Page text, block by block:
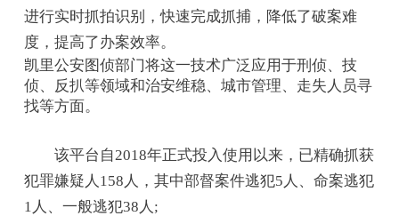
进行实时抓拍识别，快速完成抓捕，降低了破案难
度，提高了办案效率。
凯里公安图侦部门将这一技术广泛应用于刑侦、技
侦、反扒等领域和治安维稳、城市管理、走失人员寻
找等方面。
该平台自2018年正式投入使用以来，已精确抓获
犯罪嫌疑人158人，其中部督案件逃犯5人、命案逃犯
1人、一般逃犯38人;